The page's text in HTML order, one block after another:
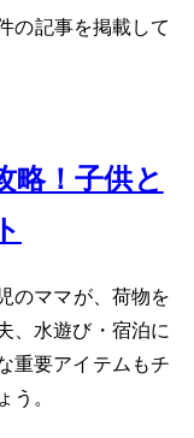
の記事を掲載して
略！子供と
のママが、荷物を
、水遊び・宿泊に
重要アイテムもチ
う。